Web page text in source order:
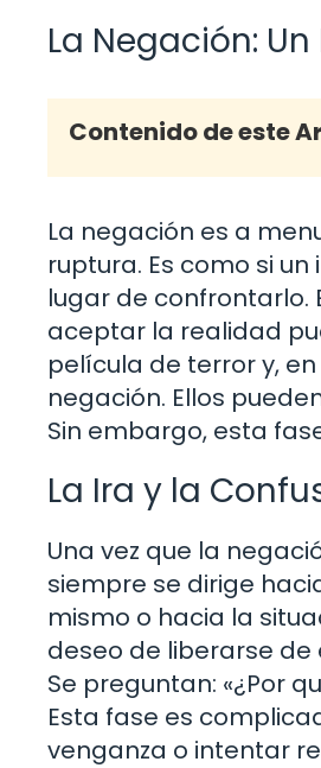
La Negación:
Contenido de este
La negación es a
ruptura. Es como si
lugar de confrontarlo.
aceptar la realidad
película de terror y,
negación. Ellos
Sin embargo, esta
La Ira y la
Una vez que la
siempre se dirige
mismo o hacia la
deseo de liberarse
Se preguntan: «¿Por
Esta fase es
venganza o intentar